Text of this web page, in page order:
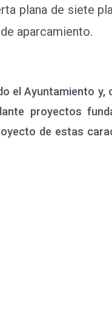
plana de siete
aparcamiento.
el Ayuntamiento
proyectos
de estas